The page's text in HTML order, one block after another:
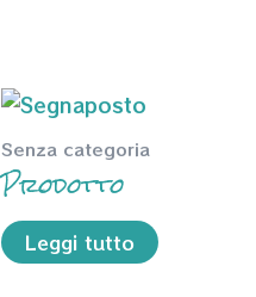
Senza categoria
Prodotto
Leggi tutto